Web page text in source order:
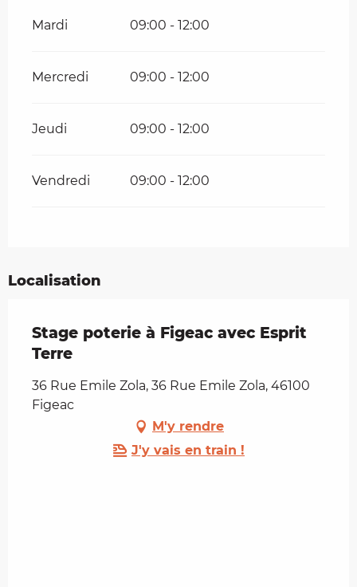
Mardi 09:00 - 12:00
Mercredi 09:00 - 12:00
Jeudi 09:00 - 12:00
Vendredi 09:00 - 12:00
Localisation
Stage poterie à Figeac avec Esprit
Terre
36 Rue Emile Zola, 36 Rue Emile Zola, 46100
Figeac
M'y rendre
J'y vais en train !